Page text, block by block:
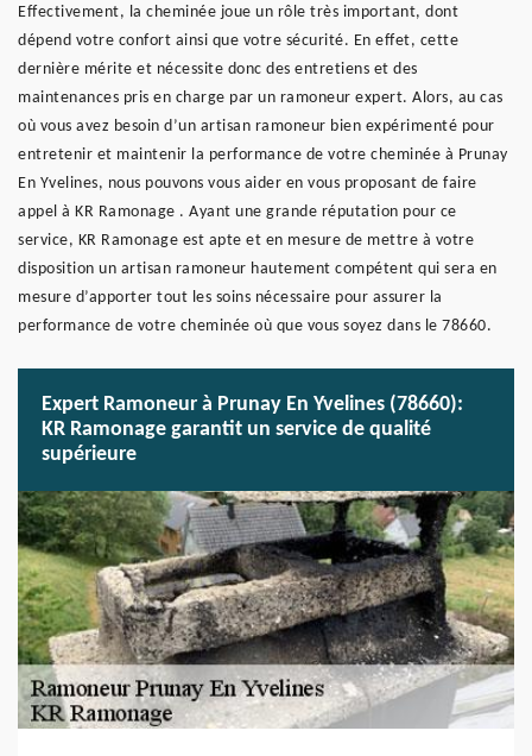
Effectivement, la cheminée joue un rôle très important, dont
dépend votre confort ainsi que votre sécurité. En effet, cette
dernière mérite et nécessite donc des entretiens et des
maintenances pris en charge par un ramoneur expert. Alors, au cas
où vous avez besoin d’un artisan ramoneur bien expérimenté pour
entretenir et maintenir la performance de votre cheminée à Prunay
En Yvelines, nous pouvons vous aider en vous proposant de faire
appel à KR Ramonage . Ayant une grande réputation pour ce
service, KR Ramonage est apte et en mesure de mettre à votre
disposition un artisan ramoneur hautement compétent qui sera en
mesure d’apporter tout les soins nécessaire pour assurer la
performance de votre cheminée où que vous soyez dans le 78660.
Expert Ramoneur à Prunay En Yvelines (78660):
KR Ramonage garantit un service de qualité
supérieure